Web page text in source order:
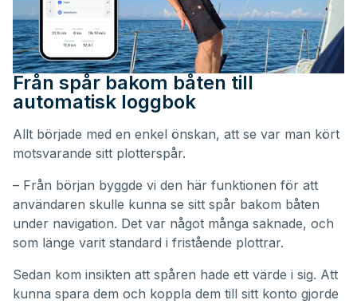
Från spår bakom båten till
automatisk loggbok
Allt började med en enkel önskan, att se var man kört
motsvarande sitt plotterspår.
– Från början byggde vi den här funktionen för att
användaren skulle kunna se sitt spår bakom båten
under navigation. Det var något många saknade, och
som länge varit standard i fristående plottrar.
Sedan kom insikten att spåren hade ett värde i sig. Att
kunna spara dem och koppla dem till sitt konto gjorde